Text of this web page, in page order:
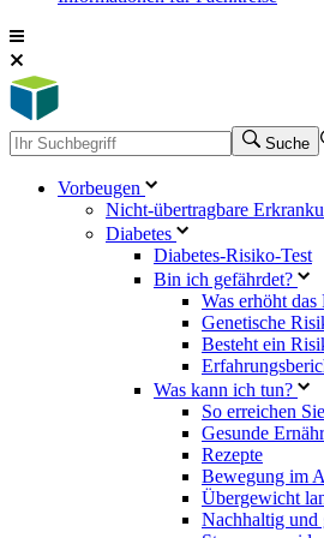
Suche
Vorbeugen
Nicht-übertragbare
Diabetes
Diabetes-Risiko-Test
Bin ich gefährdet?
Was erhöht
Genetische
Besteht ein
Was kann ich tun?
So erreichen
Gesunde
Rezepte
Bewegung im
Übergewicht
Nachhaltig und